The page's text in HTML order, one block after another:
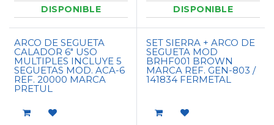
DISPONIBLE DISPONIBLE
ARCO DE SEGUETA
CALADOR 6" USO
MULTIPLES INCLUYE 5
SEGUETAS MOD. ACA-6
REF. 20000 MARCA
PRETUL
SET SIERRA + ARCO DE
SEGUETA MOD
BRHF001 BROWN
MARCA REF. GEN-803 /
141834 FERMETAL